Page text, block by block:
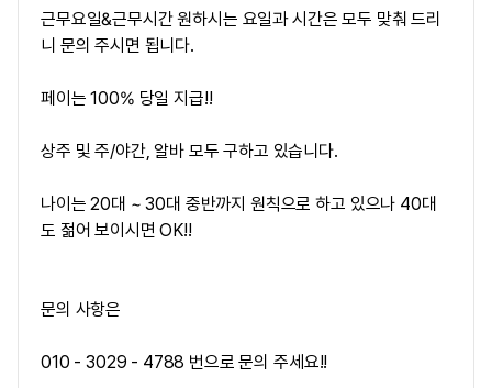
근무요일&근무시간 원하시는 요일과 시간은 모두 맞춰 드리
니 문의 주시면 됩니다.
페이는 100% 당일 지급!!
상주 및 주/야간, 알바 모두 구하고 있습니다.
나이는 20대 ~ 30대 중반까지 원칙으로 하고 있으나 40대
도 젊어 보이시면 OK!!
문의 사항은
010 - 3029 - 4788 번으로 문의 주세요!!